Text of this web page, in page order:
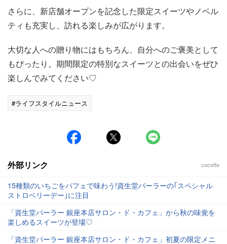
さらに、新店舗オープンを記念した限定スイーツやノベル
ティも充実し、訪れる楽しみが広がります。
大切な人への贈り物にはもちろん、自分へのご褒美として
もぴったり。期間限定の特別なスイーツとの出会いをぜひ
楽しんでみてください♡
#ライフスタイルニュース
外部リンク cocotte
15種類のいちごをパフェで味わう!資生堂パーラーの｢スペシャル
ストロベリーデー｣に注目
「資生堂パーラー 銀座本店サロン・ド・カフェ」から秋の味覚を
楽しめるスイーツが登場♡
「資生堂パーラー 銀座本店サロン・ド・カフェ」初夏の限定メニ